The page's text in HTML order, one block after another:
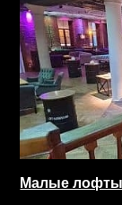
Малые